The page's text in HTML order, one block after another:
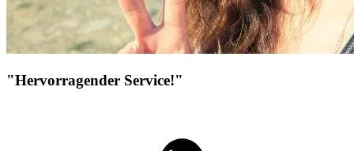
"Hervorragender Service!"